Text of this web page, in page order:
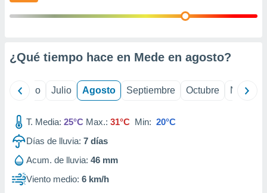
de
1199
¿Qué tiempo hace en Mede en agosto?
Junio Julio Agosto Septiembre Octubre
T. Media: 25°C Max.: 31°C Min: 20°C
Días de lluvia: 7 días
Acum. de lluvia: 46 mm
Viento medio: 6 km/h